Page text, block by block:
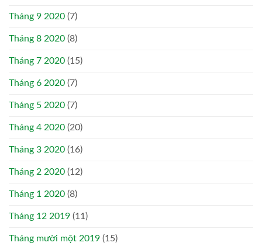
Tháng 9 2020 (7)
Tháng 8 2020 (8)
Tháng 7 2020 (15)
Tháng 6 2020 (7)
Tháng 5 2020 (7)
Tháng 4 2020 (20)
Tháng 3 2020 (16)
Tháng 2 2020 (12)
Tháng 1 2020 (8)
Tháng 12 2019 (11)
Tháng mười một 2019 (15)